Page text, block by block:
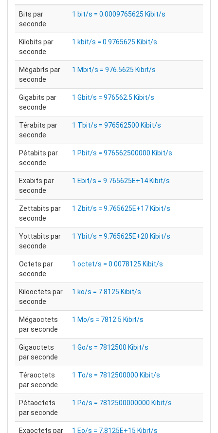
Bits par
seconde
1 bit/s = 0.0009765625 Kibit/s
Kilobits par
seconde
1 kbit/s = 0.9765625 Kibit/s
Mégabits par
seconde
1 Mbit/s = 976.5625 Kibit/s
Gigabits par
seconde
1 Gbit/s = 976562.5 Kibit/s
Térabits par
seconde
1 Tbit/s = 976562500 Kibit/s
Pétabits par
seconde
1 Pbit/s = 976562500000 Kibit/s
Exabits par
seconde
1 Ebit/s = 9.765625E+14 Kibit/s
Zettabits par
seconde
1 Zbit/s = 9.765625E+17 Kibit/s
Yottabits par
seconde
1 Ybit/s = 9.765625E+20 Kibit/s
Octets par
seconde
1 octet/s = 0.0078125 Kibit/s
Kilooctets par
seconde
1 ko/s = 7.8125 Kibit/s
Mégaoctets
par seconde
1 Mo/s = 7812.5 Kibit/s
Gigaoctets
par seconde
1 Go/s = 7812500 Kibit/s
Téraoctets
par seconde
1 To/s = 7812500000 Kibit/s
Pétaoctets
par seconde
1 Po/s = 7812500000000 Kibit/s
Exaoctets par
1 Eo/s = 7.8125E+15 Kibit/s